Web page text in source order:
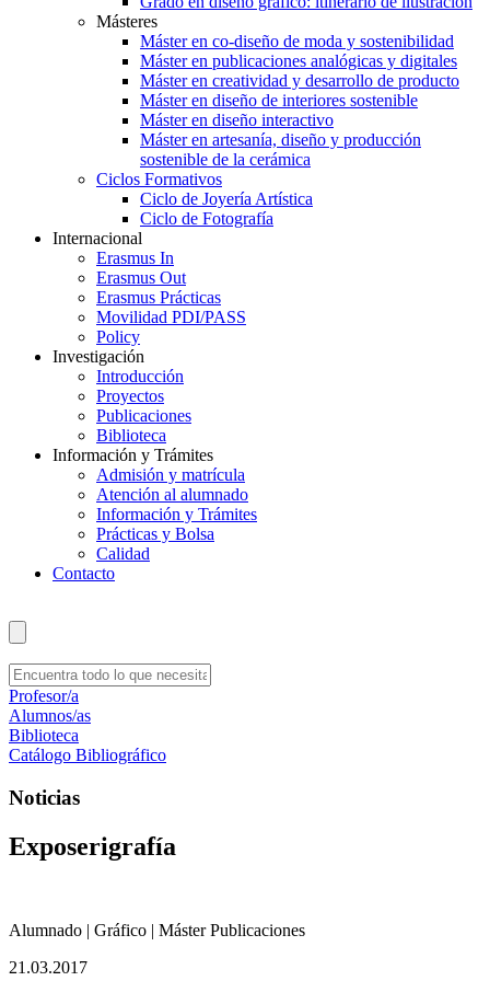
Másteres
Máster en co-diseño de moda y sostenibilidad
Máster en publicaciones analógicas y digitales
Máster en creatividad y desarrollo de producto
Máster en diseño de interiores sostenible
Máster en diseño interactivo
Máster en artesanía, diseño y producción
sostenible de la cerámica
Ciclos Formativos
Ciclo de Joyería Artística
Ciclo de Fotografía
Internacional
Erasmus In
Erasmus Out
Erasmus Prácticas
Movilidad PDI/PASS
Policy
Investigación
Introducción
Proyectos
Publicaciones
Biblioteca
Información y Trámites
Admisión y matrícula
Atención al alumnado
Información y Trámites
Prácticas y Bolsa
Calidad
Contacto
Profesor/a
Alumnos/as
Biblioteca
Catálogo Bibliográfico
Noticias
Exposerigrafía
Alumnado | Gráfico | Máster Publicaciones
21.03.2017